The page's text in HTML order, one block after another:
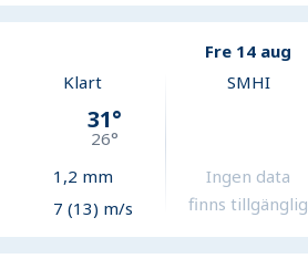
Fre 14 aug
Klart
31°
26°
1,2 mm
7 (13) m/s
SMHI
Ingen data
finns tillgänglig